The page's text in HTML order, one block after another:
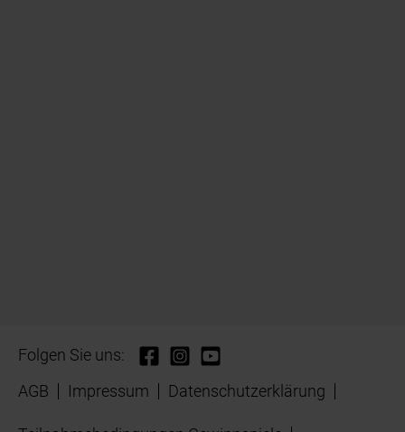
Folgen Sie uns:
AGB
Impressum Datenschutzerklärung